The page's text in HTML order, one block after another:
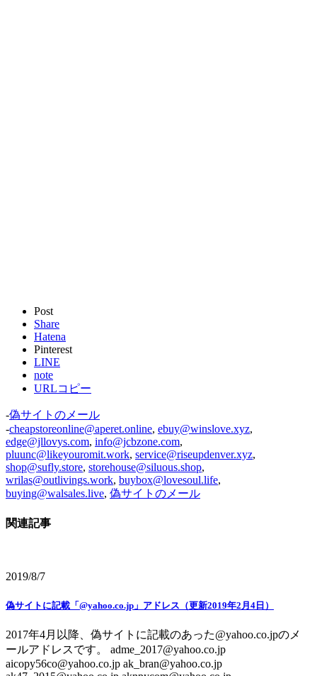
Post
Share
Hatena
Pinterest
LINE
note
URLコピー
-偽サイトのメール
-cheapstoreonline@aperet.online, ebuy@winslove.xyz,
edge@jllovys.com, info@jcbzone.com,
pluunc@likeyouromit.work, service@riseupdenver.xyz,
shop@sufly.store, storehouse@siluous.shop,
wrilas@outlivings.work, buybox@lovesoul.life,
buying@walsales.live, 偽サイトのメール
関連記事
2019/8/7
偽サイトに記載「@yahoo.co.jp」アドレス（更新2019年2月4日）
2017年4月以降、偽サイトに記載のあった@yahoo.co.jpのメ
ールアドレスです。 adme_2017@yahoo.co.jp
aicopy56co@yahoo.co.jp ak_bran@yahoo.co.jp